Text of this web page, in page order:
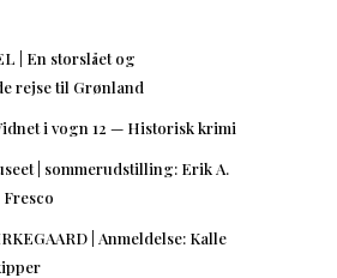
| En storslået og
rejse til Grønland
i vogn 12 — Historisk krimi
| sommerudstilling: Erik A.
| Anmeldelse: Kalle